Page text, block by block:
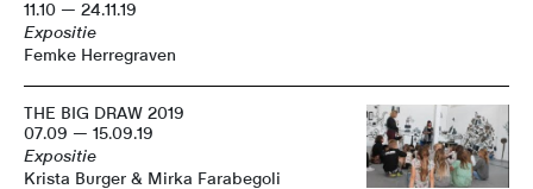
11.10 — 24.11.19
Expositie
Femke Herregraven
THE BIG DRAW 2019
07.09 — 15.09.19
Expositie
Krista Burger & Mirka Farabegoli